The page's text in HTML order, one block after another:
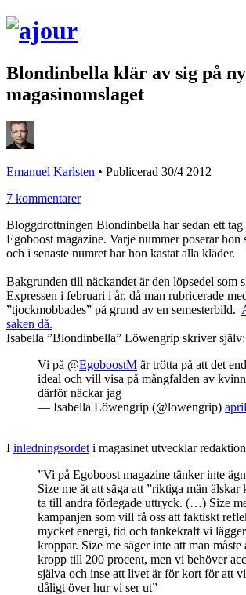
Blondinbella klär av sig på
magasinomslaget
Emanuel Karlsten • Publicerad 30/4 2012
7 kommentarer
Bloggdrottningen Blondinbella har sedan ett
Egoboost magazine. Varje nummer poserar hon
och i senaste numret har hon kastat alla kläder.
Bakgrunden till näckandet är den löpsedel som
Expressen i februari i år, då man rubricerade
”tjockmobbades” på grund av en semesterbild.
saken då.
Isabella ”Blondinbella” Löwengrip skriver själv:
Vi på @EgoboostM är trötta på att det
ideal och vill visa på mångfalden av
därför näckar jag
— Isabella Löwengrip (@lowengrip)
I inledningsordet i magasinet utvecklar
”Vi på Egoboost magazine tänker inte
Size me åt att säga att ”riktiga män älskar
ta till andra förlegade uttryck. (…) Size
kampanjen som vill få oss att faktiskt
mycket energi, tid och tankekraft vi
kroppar. Size me säger inte att man måste
kropp till 200 procent, men vi behöver
själva och inse att livet är för kort för att
dåligt över hur vi ser ut”